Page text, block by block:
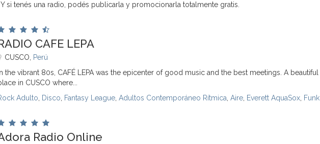
si tenés una radio, podés publicarla y promocionarla totalmente gratis.
CAFE LEPA
CUSCO,
Perú
In the vibrant 80s, CAFÉ LEPA was the epicenter of good music and the best meetings. A beautiful
in CUSCO where...
Adulto
Disco Fantasy League Adultos Contemporáneo Rítmica Aire Everett AquaSox Funk
Radio Online